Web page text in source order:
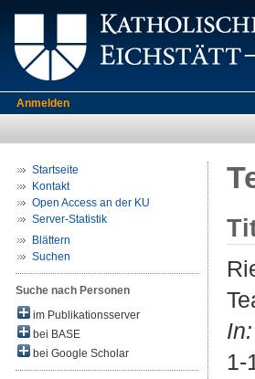
Anmelden
Startseite
Kontakt
Open Access an der KU
Server-Statistik
Blättern
Suchen
Suche nach Personen
im Publikationsserver
bei BASE
bei Google Scholar
In:
1-